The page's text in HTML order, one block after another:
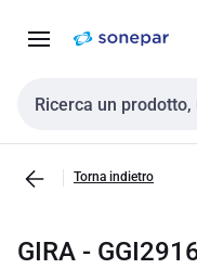
navigazione alla
Cerca input
Torna indietro
GIRA -